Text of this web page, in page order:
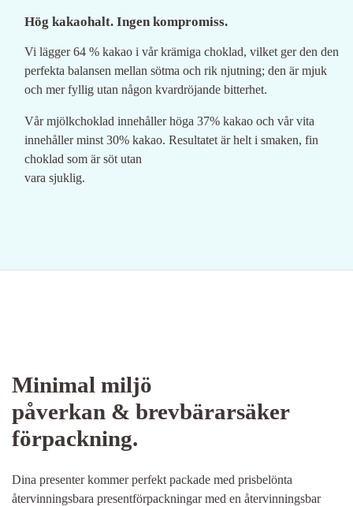
Hög kakaohalt. Ingen kompromiss.
Vi lägger 64 % kakao i vår krämiga choklad, vilket ger den den
perfekta balansen mellan sötma och rik njutning; den är mjuk
och mer fyllig utan någon kvardröjande bitterhet.
Vår mjölkchoklad innehåller höga 37% kakao och vår vita
innehåller minst 30% kakao. Resultatet är helt i smaken, fin
choklad som är söt utan
vara sjuklig.
Minimal miljö
påverkan & brevbärarsäker
förpackning.
Dina presenter kommer perfekt packade med prisbelönta
återvinningsbara presentförpackningar med en återvinningsbar